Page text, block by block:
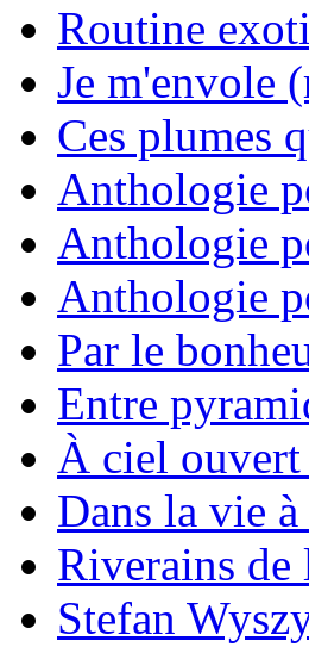
Routine
Je m'envole
Ces plumes
Anthologie
Anthologie
Anthologie
Par le
Entre
À ciel
Dans la vie
Riverains
Stefan